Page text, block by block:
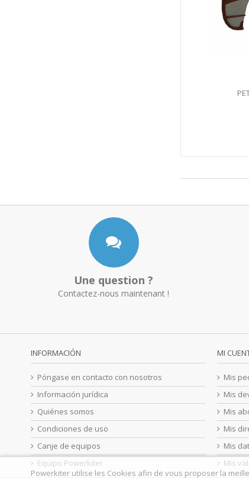
Une question ?
Contactez-nous maintenant !
INFORMACIÓN
Póngase en contacto con nosotros
Información jurídica
Quiénes somos
Condiciones de uso
Canje de equipos
Equipo Powerkiter
MI
Mis
Mis
Mis
Mis
Mis
Mis
Powerkiter utilise les Cookies afin de vous proposer la